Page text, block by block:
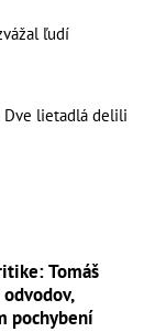
ľudí
Dve lietadlá delili
Tomáš
pochybení